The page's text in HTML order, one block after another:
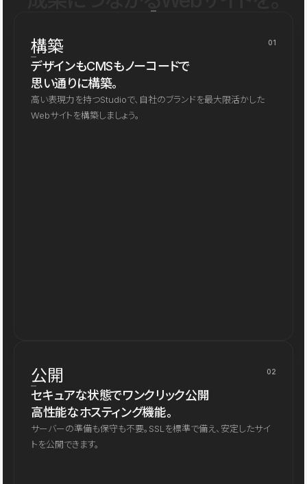
構築 01
デザインもCMSもノーコードで
思い通りに構築。
高い表現力を持つStudioで、自社のブランドを最大限活かした
Webサイトを構築しましょう。
公開 02
セキュアな状態でワンクリック公開
高性能なホスティング機能。
サーバーの準備も保守も不要。SSLを標準で備え、安定したサイ
トを公開できます。